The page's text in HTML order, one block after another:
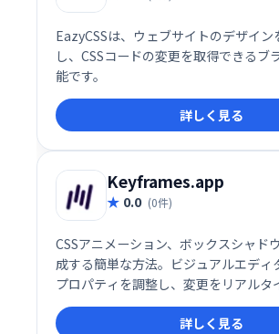
EazyCSSは、ウェブサイトのデザイン
し、CSSコードの変更を取得できるブ
能です。
詳しく見る
Keyframes.app
0.0 (0件)
CSSアニメーション、ボックスシャド
成する簡単な方法。ビジュアルエディ
プロパティを調整し、変更をリアルタ
す。次に、生成されたCSSをすぐに取
ェクトで使用します。詳しく見る